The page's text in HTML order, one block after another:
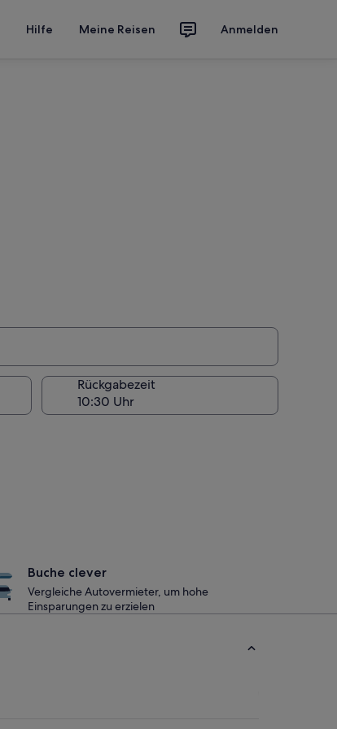
Hilfe Meine Reisen Anmelden
Rückgabezeit
Buche clever
Vergleiche Autovermieter, um hohe
Einsparungen zu erzielen